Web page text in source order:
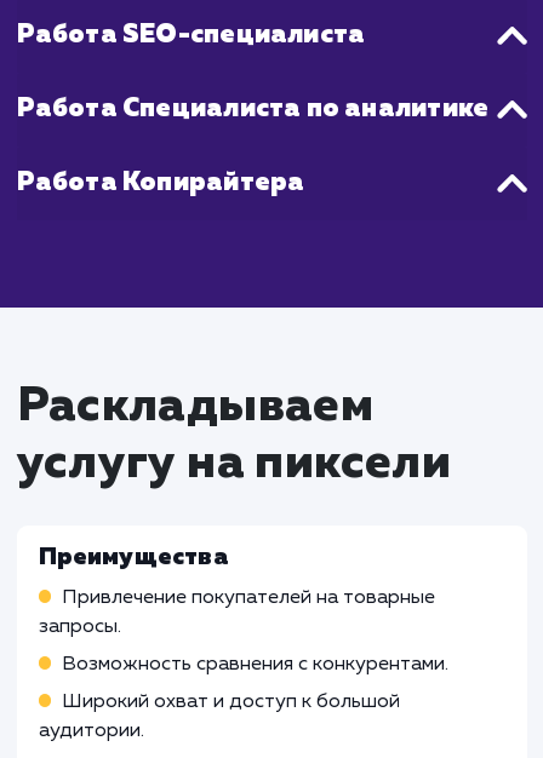
стабильное повышение продаж, как
на Яндекс Маркете.
Что входит в стоимость
настройки Яндекс
Маркета
Работа Специалиста по
рекламе
Подготовка и запуск рекламных кампаний в
Яндекс.Директ, связанных с Яндекс Маркет